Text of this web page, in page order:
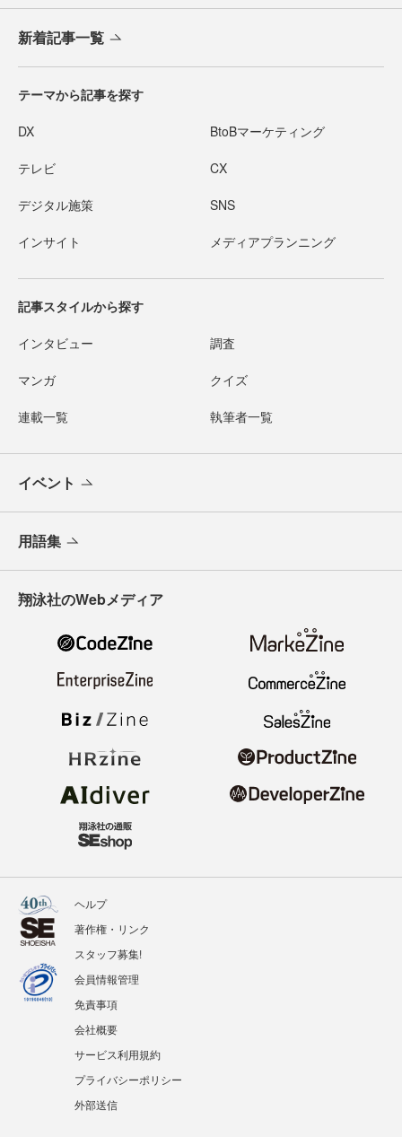
新着記事一覧
テーマから記事を探す
DX BtoBマーケティング
テレビ CX
デジタル施策 SNS
インサイト メディアプランニング
記事スタイルから探す
インタビュー 調査
マンガ クイズ
連載一覧 執筆者一覧
イベント
用語集
翔泳社のWebメディア
ヘルプ
著作権・リンク
スタッフ募集!
会員情報管理
免責事項
会社概要
サービス利用規約
プライバシーポリシー
外部送信